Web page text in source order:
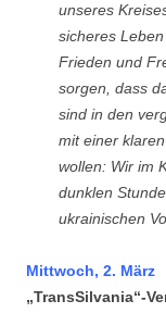
unseres
sicheres
Frieden und
sorgen, dass
sind in den
mit einer
wollen: Wir im
dunklen
ukrainischen
Mittwoch, 2. März
„TransSilvania“-